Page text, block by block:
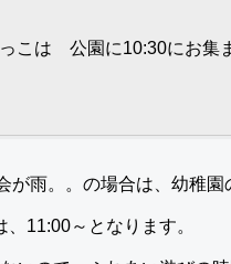
こは 公園に10:30にお集
雨。。の場合は、幼稚園
11:00～となります。